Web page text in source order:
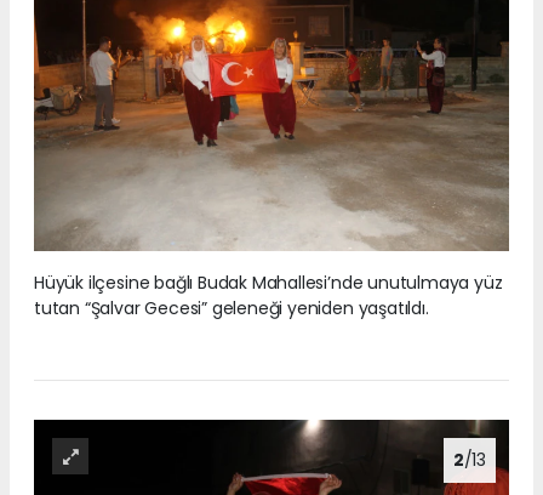
Hüyük ilçesine bağlı Budak Mahallesi’nde unutulmaya yüz
tutan “Şalvar Gecesi” geleneği yeniden yaşatıldı.
2/13